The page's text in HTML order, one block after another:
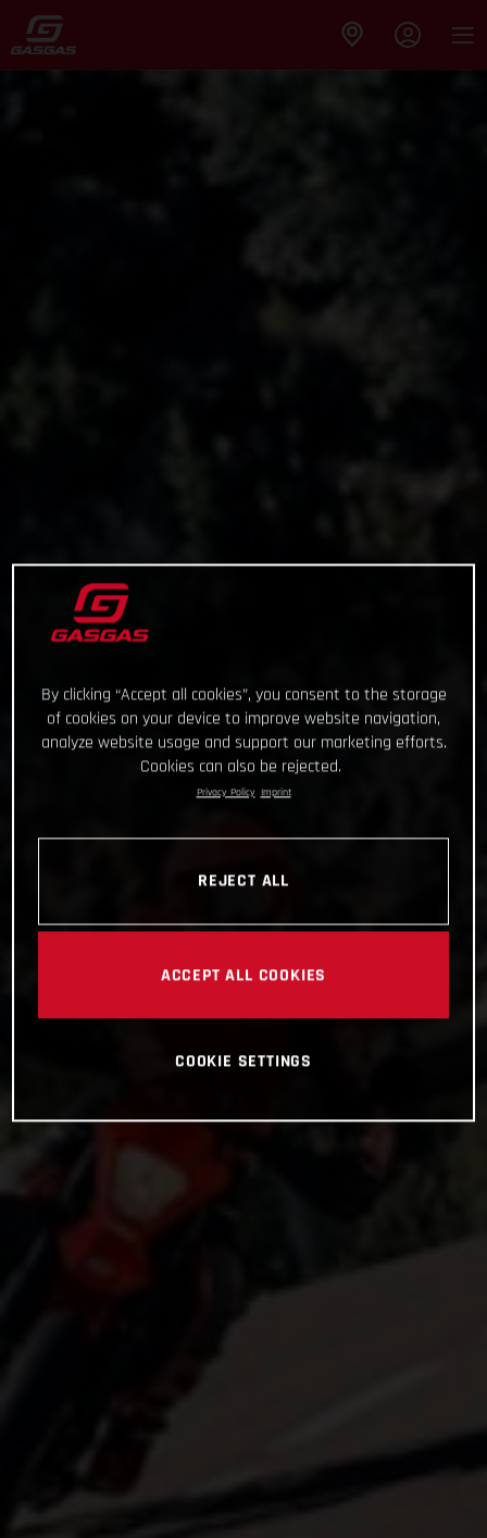
By clicking “Accept all cookies”, you consent to the storage
of cookies on your device to improve website navigation,
analyze website usage and support our marketing efforts.
Cookies can also be rejected.
Privacy Policy Imprint
REJECT ALL
ACCEPT ALL COOKIES
COOKIE SETTINGS